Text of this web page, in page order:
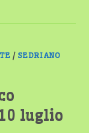
/ SEDRIANO
luglio